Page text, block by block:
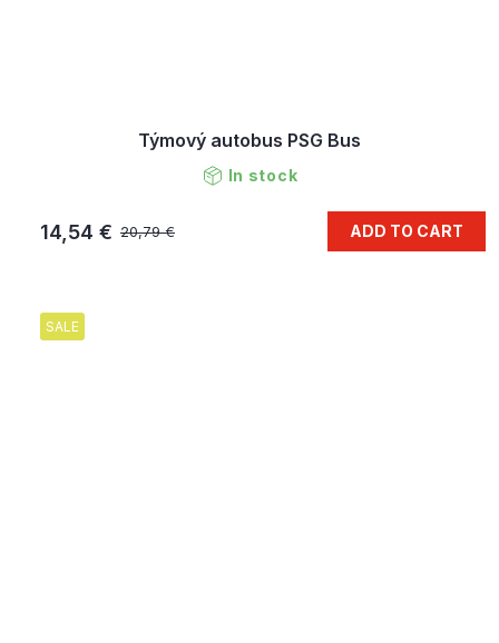
Týmový autobus PSG Bus
In stock
20,79 €
14,54 € ADD TO CART
SALE